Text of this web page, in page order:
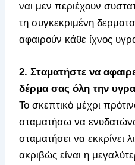
ναι μεν περιέχουν
τη συγκεκριμένη
αφαιρούν κάθε ίχνος
2. Σταματήστε να
δέρμα σας όλη την
Το σκεπτικό μέχρι
σταματήσω να
σταματήσει να εκκρίνει
ακριβώς είναι η